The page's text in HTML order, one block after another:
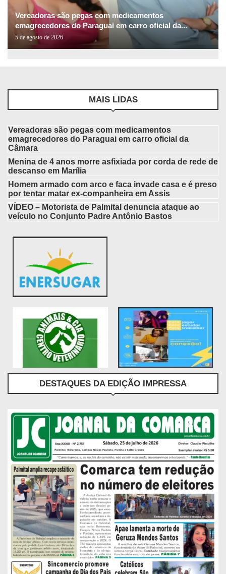
Vereadoras são pegas com medicamentos
emagrecedores do Paraguai em carro oficial da...
5 de agosto de 2026
MAIS LIDAS
Vereadoras são pegas com medicamentos
emagrecedores do Paraguai em carro oficial da
Câmara
Menina de 4 anos morre asfixiada por corda de rede de
descanso em Marília
Homem armado com arco e faca invade casa e é preso
por tentar matar ex-companheira em Assis
VÍDEO – Motorista de Palmital denuncia ataque ao
veículo no Conjunto Padre Antônio Bastos
DESTAQUES DA EDIÇÃO IMPRESSA